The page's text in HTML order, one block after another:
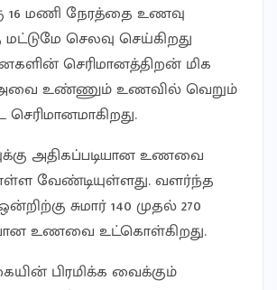
16 மணி நேரத்தை உணவு
மட்டுமே செலவு செய்கிறது
செரிமானத்திறன் மிக
அவை உண்ணும் உணவில் வெறும்
செரிமானமாகிறது.
அதிகப்படியான உணவை
வேண்டியுள்ளது. வளர்ந்த
சுமார் 140 முதல் 270
உணவை உட்கொள்கிறது.
பிரமிக்க வைக்கும்